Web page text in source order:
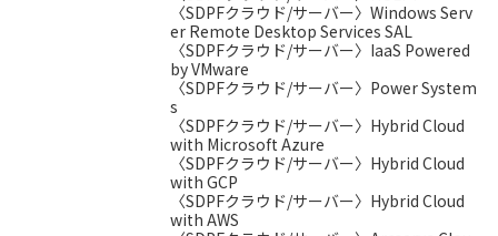
〈SDPFクラウド/サーバー〉Windows Serv
er Remote Desktop Services SAL
〈SDPFクラウド/サーバー〉IaaS Powered
by VMware
〈SDPFクラウド/サーバー〉Power System
s
〈SDPFクラウド/サーバー〉Hybrid Cloud
with Microsoft Azure
〈SDPFクラウド/サーバー〉Hybrid Cloud
with GCP
〈SDPFクラウド/サーバー〉Hybrid Cloud
with AWS